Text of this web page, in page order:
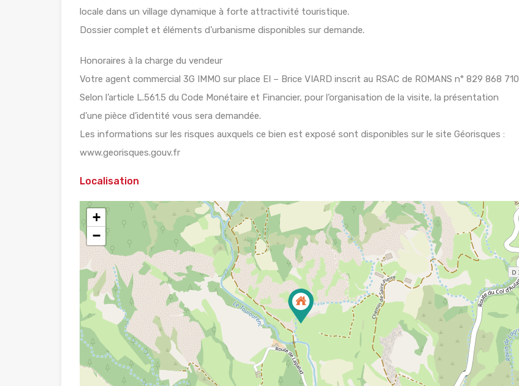
locale dans un village dynamique à forte attractivité touristique.
Dossier complet et éléments d’urbanisme disponibles sur demande.
Honoraires à la charge du vendeur
Votre agent commercial 3G IMMO sur place EI – Brice VIARD inscrit au RSAC de ROMANS n° 829 868 710
Selon l’article L.561.5 du Code Monétaire et Financier, pour l’organisation de la visite, la présentation
d’une pièce d’identité vous sera demandée.
Les informations sur les risques auxquels ce bien est exposé sont disponibles sur le site Géorisques :
www.georisques.gouv.fr
Localisation
+
−